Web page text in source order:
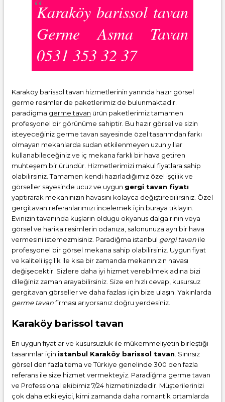
Karaköy barissol tavan
Germe Asma Tavan
0531 353 32 37
Karaköy barissol tavan hizmetlerinin yanında hazır görsel
germe resimler de paketlerimiz de bulunmaktadır.
paradigma germe tavan ürün paketlerimiz tamamen
profesyonel bir görünüme sahiptir. Bu hazır görsel ve sizin
isteyeceğiniz germe tavan sayesinde özel tasarımdan farkı
olmayan mekanlarda sudan etkilenmeyen uzun yıllar
kullanabileceğiniz ve iç mekana farklı bir hava getiren
muhteşem bir üründür. Hizmetlerimizi makul fiyatlara sahip
olabilirsiniz. Tamamen kendi hazırladığımız özel işçilik ve
görseller sayesinde ucuz ve uygun gergi tavan fiyatı
yaptırarak mekanınızın havasını kolayca değiştirebilirsiniz. Özel
gergitavan referanlarımızı incelemek için buraya tıklayın.
Evinizin tavanında kuşların oldugu okyanus dalgalrının veya
görsel ve harika resimlerin odanıza, salonunuza ayrı bir hava
vermesini istemezmisiniz. Paradiğma istanbul gergi tavan ile
profesyonel bir görsel mekana sahip olabilirsiniz. Uygun fiyat
ve kaliteli işçilik ile kısa bir zamanda mekanınızın havası
değişecektir. Sizlere daha iyi hizmet verebilmek adına bizi
dileğiniz zaman arayabilirsiniz. Size en hızlı cevap, kusursuz
gergitavan görseller ve daha fazlası için bize ulaşın. Yakınlarda
germe tavanfirması arıyorsanız doğru yerdesiniz.
Karaköy barissol tavan
En uygun fiyatlar ve kusursuzluk ile mükemmeliyetin birleştiği
tasarımlar için istanbul Karaköy barissol tavan. Sınırsız
görsel den fazla tema ve Türkiye genelinde 300 den fazla
referans ile size hizmet vermekteyiz. Paradiğma germe tavan
ve Professional ekibimiz 7/24 hizmetinizdedir. Müşterilerinizi
çok daha etkileyici, kimi zamanda daha romantik ortamlarda